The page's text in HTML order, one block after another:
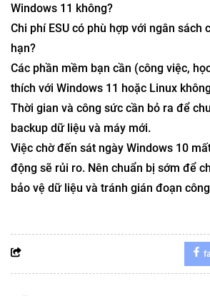
Windows 11 không?
Chi phí ESU có phù hợp với ngân sách
hạn?
Các phần mềm bạn cần (công việc,
thích với Windows 11 hoặc Linux
Thời gian và công sức cần bỏ ra để
backup dữ liệu và máy mới.
Việc chờ đến sát ngày Windows 10
động sẽ rủi ro. Nên chuẩn bị sớm để
bảo vệ dữ liệu và tránh gián đoạn